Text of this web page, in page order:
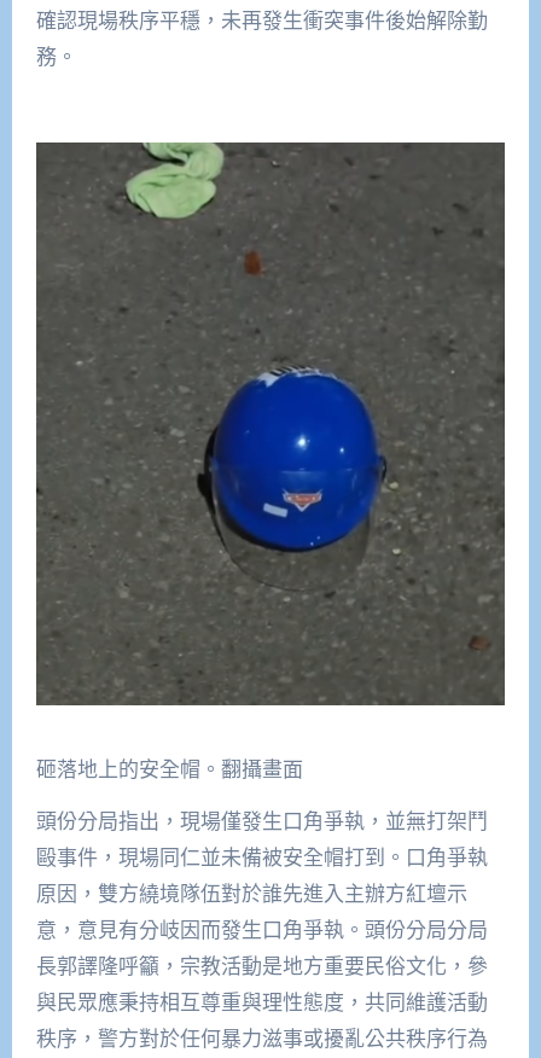
確認現場秩序平穩，未再發生衝突事件後始解除勤
務。
砸落地上的安全帽。翻攝畫面
頭份分局指出，現場僅發生口角爭執，並無打架鬥
毆事件，現場同仁並未備被安全帽打到。口角爭執
原因，雙方繞境隊伍對於誰先進入主辦方紅壇示
意，意見有分岐因而發生口角爭執。頭份分局分局
長郭譯隆呼籲，宗教活動是地方重要民俗文化，參
與民眾應秉持相互尊重與理性態度，共同維護活動
秩序，警方對於任何暴力滋事或擾亂公共秩序行為